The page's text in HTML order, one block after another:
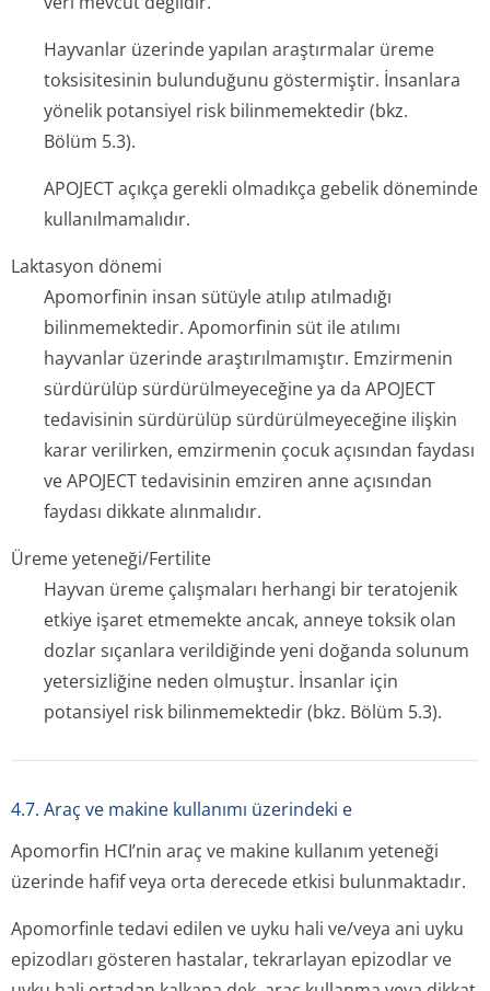
Hayvanlar üzerinde yapılan araştırmalar üreme
toksisitesinin bulunduğunu göstermiştir. İnsanlara
yönelik potansiyel risk bilinmemektedir (bkz.
Bölüm 5.3).
APOJECT açıkça gerekli olmadıkça gebelik döneminde
kullanılmamalıdır.
Laktasyon dönemi
Apomorfinin insan sütüyle atılıp atılmadığı
bilinmemektedir. Apomorfinin süt ile atılımı
hayvanlar üzerinde araştırılmamıştır. Emzirmenin
sürdürülüp sürdürülmeyeceğine ya da APOJECT
tedavisinin sürdürülüp sürdürülmeyeceğine ilişkin
karar verilirken, emzirmenin çocuk açısından faydası
ve APOJECT tedavisinin emziren anne açısından
faydası dikkate alınmalıdır.
Üreme yeteneği/Fertilite
Hayvan üreme çalışmaları herhangi bir teratojenik
etkiye işaret etmemekte ancak, anneye toksik olan
dozlar sıçanlara verildiğinde yeni doğanda solunum
yetersizliğine neden olmuştur. İnsanlar için
potansiyel risk bilinmemektedir (bkz. Bölüm 5.3).
4.7. Araç ve makine kullanımı üzerindeki e
Apomorfin HCI’nin araç ve makine kullanım yeteneği
üzerinde hafif veya orta derecede etkisi bulunmaktadır.
Apomorfinle tedavi edilen ve uyku hali ve/veya ani uyku
epizodları gösteren hastalar, tekrarlayan epizodlar ve